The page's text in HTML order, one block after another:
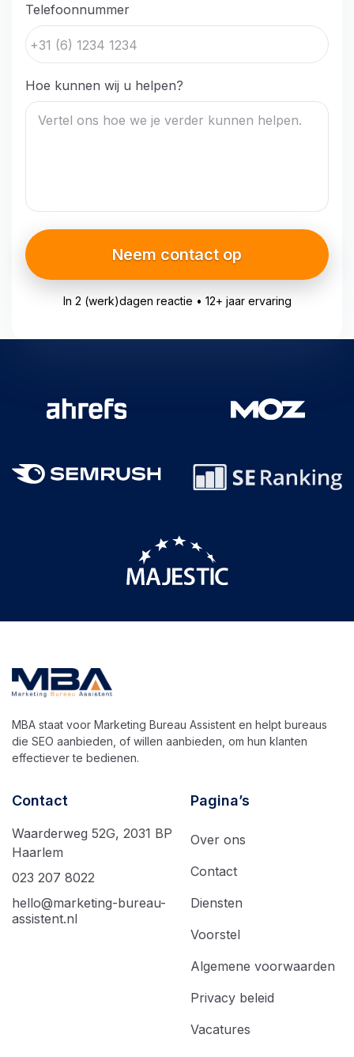
Telefoonnummer
Hoe kunnen wij u helpen?
Neem contact op
In 2 (werk)dagen reactie • 12+ jaar ervaring
MBA staat voor Marketing Bureau Assistent en helpt bureaus
die SEO aanbieden, of willen aanbieden, om hun klanten
effectiever te bedienen.
Pagina’s
Over ons
Contact
Diensten
Voorstel
Algemene voorwaarden
Privacy beleid
Vacatures
Contact
Waarderweg 52G, 2031 BP
Haarlem
023 207 8022
hello@marketing-bureau-
assistent.nl